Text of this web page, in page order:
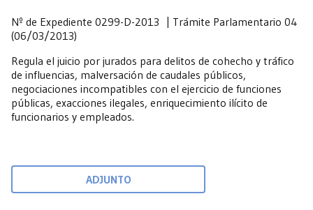
Nº de Expediente 0299-D-2013 | Trámite Parlamentario 04
(06/03/2013)
Regula el juicio por jurados para delitos de cohecho y tráfico
de influencias, malversación de caudales públicos,
negociaciones incompatibles con el ejercicio de funciones
públicas, exacciones ilegales, enriquecimiento ilícito de
funcionarios y empleados.
ADJUNTO